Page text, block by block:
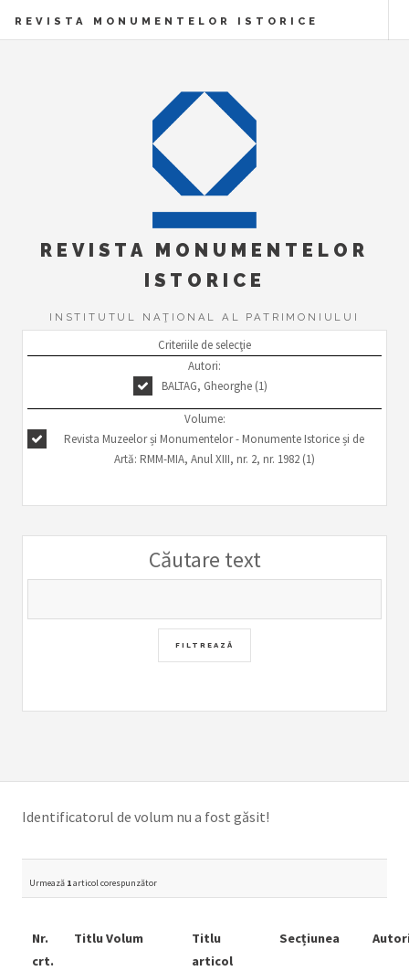
REVISTA MONUMENTELOR ISTORICE
REVISTA MONUMENTELOR
ISTORICE
INSTITUTUL NAŢIONAL AL PATRIMONIULUI
Criteriile de selecţie
Autori:
BALTAG, Gheorghe (1)
Volume:
Revista Muzeelor și Monumentelor - Monumente Istorice și de
Artă: RMM-MIA, Anul XIII, nr. 2, nr. 1982 (1)
Căutare text
Identificatorul de volum nu a fost găsit!
Urmează 1articol corespunzător
Nr.
crt.
Titlu Volum
Titlu
articol
Secțiunea